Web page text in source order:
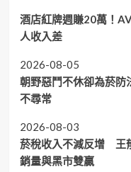
酒店紅牌週賺20萬！
人收入差
2026-08-05
朝野惡鬥不休卻為菸
不尋常
2026-08-03
菸稅收入不減反增 王
銷量與黑市雙贏